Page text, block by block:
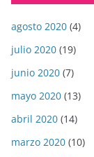
agosto 2020 (4)
julio 2020 (19)
junio 2020 (7)
mayo 2020 (13)
abril 2020 (14)
marzo 2020 (10)